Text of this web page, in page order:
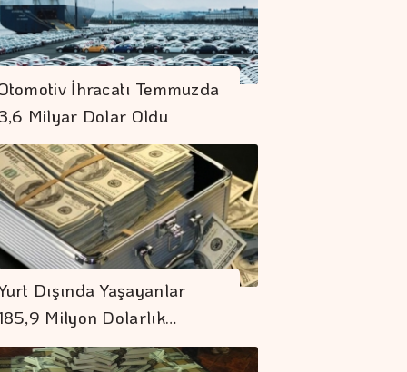
İhracatı Temmuzda
Milyar Dolar Oldu
Dışında Yaşayanlar
Milyon Dolarlık…
Rezervler 1 Milyar
842 Milyon Dolar
Arttı
Spot Piyasada Doğal